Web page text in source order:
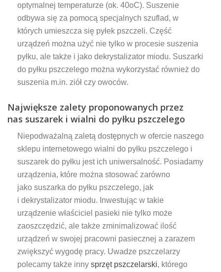
optymalnej temperaturze (ok. 40oC). Suszenie
odbywa się za pomocą specjalnych szuflad, w
których umieszcza się pyłek pszczeli. Część
urządzeń można użyć nie tylko w procesie suszenia
pyłku, ale także i jako dekrystalizator miodu. Suszarki
do pyłku pszczelego można wykorzystać również do
suszenia m.in. ziół czy owoców.
Największe zalety proponowanych przez
nas suszarek i wialni do pyłku pszczelego
Niepodważalną zaletą dostępnych w ofercie naszego
sklepu internetowego wialni do pyłku pszczelego i
suszarek do pyłku jest ich uniwersalność. Posiadamy
urządzenia, które można stosować zarówno
jako suszarka do pyłku pszczelego, jak
i dekrystalizator miodu. Inwestując w takie
urządzenie właściciel pasieki nie tylko może
zaoszczędzić, ale także zminimalizować ilość
urządzeń w swojej pracowni pasiecznej a zarazem
zwiększyć wygodę pracy. Uwadze pszczelarzy
polecamy także inny sprzęt pszczelarski, którego